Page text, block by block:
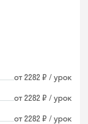
от 2282 ₽ / урок
от 2282 ₽ / урок
от 2282 ₽ / урок